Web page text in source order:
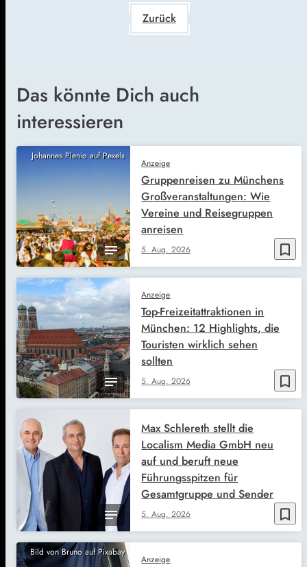
Zurück
Das könnte Dich auch
interessieren
Johannes Plenio auf Pexels
bookmark_border
Anzeige
5. Aug. 2026
Gruppenreisen zu Münchens
Großveranstaltungen: Wie
Vereine und Reisegruppen
anreisen
bookmark_border
Anzeige
5. Aug. 2026
Top-Freizeitattraktionen in
München: 12 Highlights, die
Touristen wirklich sehen
sollten
bookmark_border
5. Aug. 2026
Max Schlereth stellt die
Localism Media GmbH neu
auf und beruft neue
Führungsspitzen für
Gesamtgruppe und Sender
Bild von Bruno auf Pixabay
Anzeige